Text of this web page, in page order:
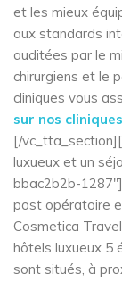
et les mieux
aux standards
auditées par le
chirurgiens et le
cliniques vous
sur nos
[/
luxueux et un
bbac2b2b-
post opératoire
Cosmetica
hôtels luxueux 5
sont situés, à